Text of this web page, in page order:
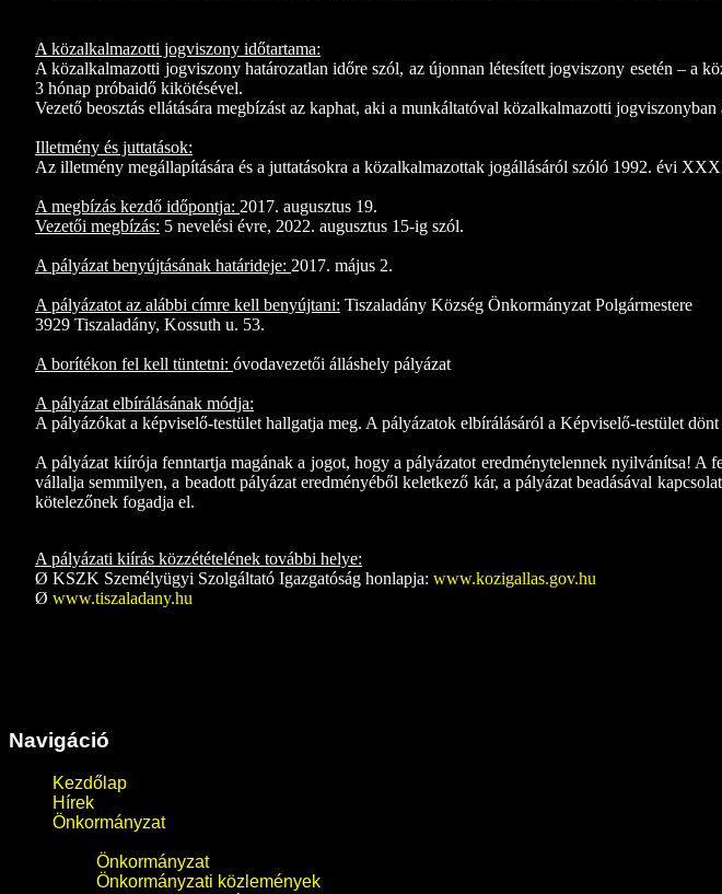
A közalkalmazotti jogviszony időtartama:
A közalkalmazotti jogviszony határozatlan időre szól, az újonnan létesített jogviszony esetén –
3 hónap próbaidő kikötésével.
Vezető beosztás ellátására megbízást az kaphat, aki a munkáltatóval közalkalmazotti
Illetmény és juttatások:
Az illetmény megállapítására és a juttatásokra a közalkalmazottak jogállásáról szóló 1992. évi
A megbízás kezdő időpontja: 2017. augusztus 19.
Vezetői megbízás: 5 nevelési évre, 2022. augusztus 15-ig szól.
A pályázat benyújtásának határideje: 2017. május 2.
A pályázatot az alábbi címre kell benyújtani: Tiszaladány Község Önkormányzat Polgármestere
3929 Tiszaladány, Kossuth u. 53.
A borítékon fel kell tüntetni: óvodavezetői álláshely pályázat
A pályázat elbírálásának módja:
A pályázókat a képviselő-testület hallgatja meg. A pályázatok elbírálásáról a Képviselő-testület
A pályázat kiírója fenntartja magának a jogot, hogy a pályázatot eredménytelennek nyilvánítsa!
vállalja semmilyen, a beadott pályázat eredményéből keletkező kár, a pályázat beadásával
kötelezőnek fogadja el.
A pályázati kiírás közzétételének további helye:
Ø KSZK Személyügyi Szolgáltató Igazgatóság honlapja: www.kozigallas.gov.hu
Ø www.tiszaladany.hu
Navigáció
Kezdőlap
Hírek
Önkormányzat
Önkormányzat
Önkormányzati közlemények